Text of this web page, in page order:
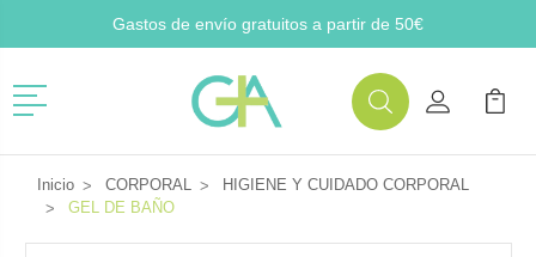
Gastos de envío gratuitos a partir de 50€
Menú
BuscarMi Cuenta
Mi
Inicio CORPORAL
HIGIENE Y CUIDADO CORPORAL
GEL DE BAÑO